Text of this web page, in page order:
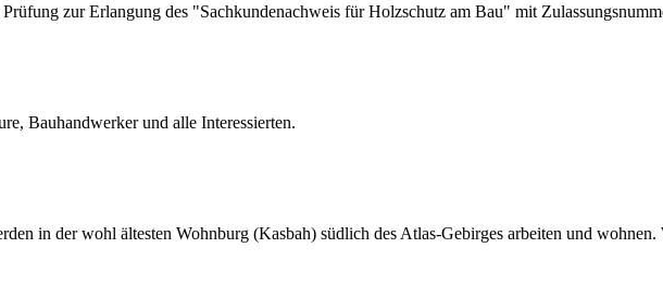
zur Erlangung des "Sachkundenachweis für Holzschutz am Bau" mit
Bauhandwerker und alle Interessierten.
in der wohl ältesten Wohnburg (Kasbah) südlich des Atlas-Gebirges arbeiten und